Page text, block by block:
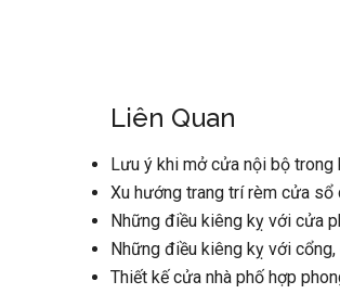
Liên Quan
Lưu ý khi mở cửa nội bộ trong
Xu hướng trang trí rèm cửa sổ
Những điều kiêng kỵ với cửa
Những điều kiêng kỵ với
Thiết kế cửa nhà phố hợp